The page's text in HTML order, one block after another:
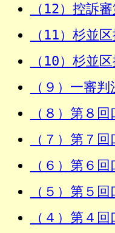
（12）控訴
（11）杉並
（10）杉並
（９）一審
（８）第８
（７）第７
（６）第６
（５）第５
（４）第４